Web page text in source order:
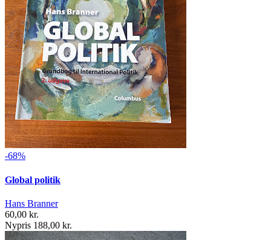
-68%
Global politik
Hans Branner
60,00 kr.
Nypris 188,00 kr.